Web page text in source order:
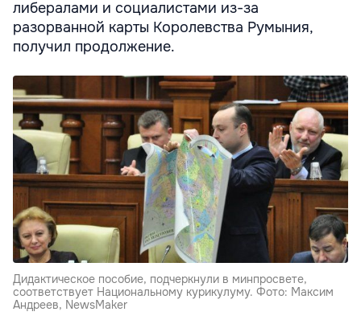
либералами и социалистами из-за
разорванной карты Королевства Румыния,
получил продолжение.
Дидактическое пособие, подчеркнули в минпросвете,
соответствует Национальному курикулуму. Фото: Максим
Андреев, NewsMaker